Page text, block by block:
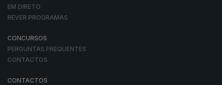
EM DIRETO
REVER PROGRAMAS
CONCURSOS
PERGUNTAS FREQUENTES
CONTACTOS
CONTACTOS